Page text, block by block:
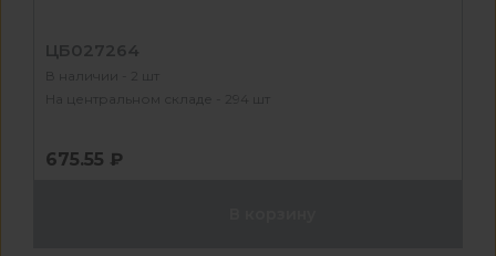
ЦБ027264
В наличии - 2 шт
На центральном складе - 294 шт
675.55 ₽